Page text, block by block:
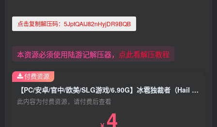
点击复制解压码： 5JptQAIJ82nHyjDR9BQB
本资源必须使用陆游记解压器， 点此看解压教程
【PC/安卓/官中/欧美/SLG游戏/6.90G】冰雹独裁者（Hail Dicktator） Ver0.88.1 官中版+PC+安卓+欧美SLG游戏+6.90G
此内容为付费资源，请付费后查看
4
付费资源